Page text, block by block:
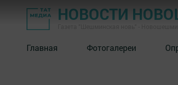
НОВОСТИ
Главная Фотогалереи